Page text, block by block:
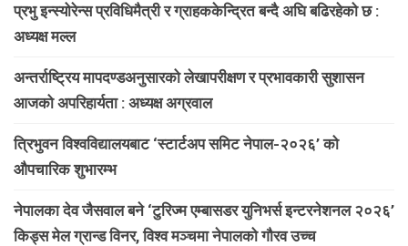
प्रभु इन्स्योरेन्स प्रविधिमैत्री र ग्राहककेन्द्रित बन्दै अघि बढिरहेको छ :
अध्यक्ष मल्ल
अन्तर्राष्ट्रिय मापदण्डअनुसारको लेखापरीक्षण र प्रभावकारी सुशासन
आजको अपरिहार्यता : अध्यक्ष अग्रवाल
त्रिभुवन विश्वविद्यालयबाट ‘स्टार्टअप समिट नेपाल-२०२६’ को
औपचारिक शुभारम्भ
नेपालका देव जैसवाल बने ‘टुरिज्म एम्बासडर युनिभर्स इन्टरनेशनल २०२६’
किड्स मेल ग्रान्ड विनर, विश्व मञ्चमा नेपालको गौरव उच्च